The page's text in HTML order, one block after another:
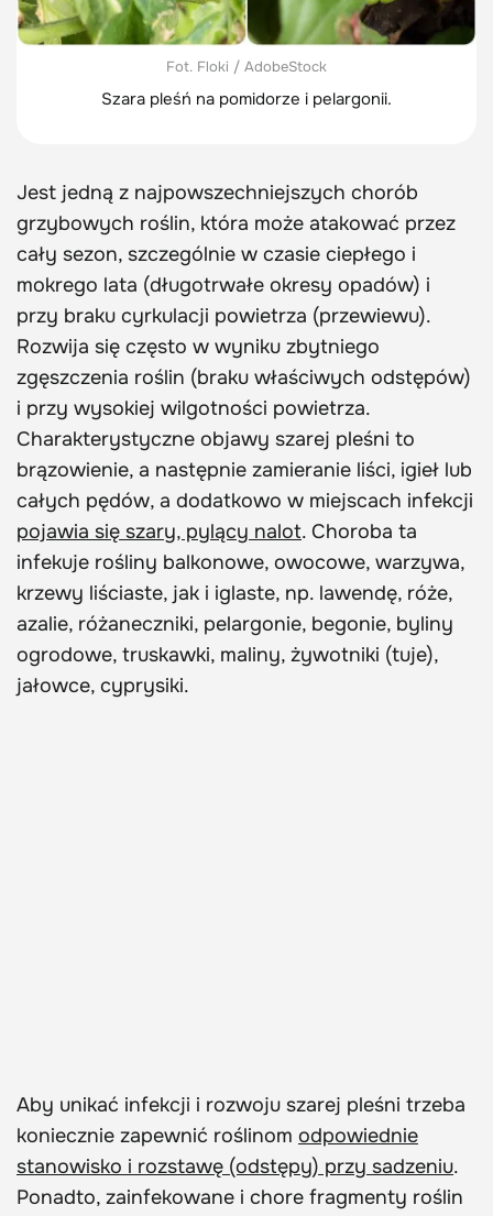
Fot. Floki / AdobeStock
Szara pleśń na pomidorze i pelargonii.
Jest jedną z najpowszechniejszych chorób
grzybowych roślin, która może atakować przez
cały sezon, szczególnie w czasie ciepłego i
mokrego lata (długotrwałe okresy opadów) i
przy braku cyrkulacji powietrza (przewiewu).
Rozwija się często w wyniku zbytniego
zgęszczenia roślin (braku właściwych odstępów)
i przy wysokiej wilgotności powietrza.
Charakterystyczne objawy szarej pleśni to
brązowienie, a następnie zamieranie liści, igieł lub
całych pędów, a dodatkowo w miejscach infekcji
pojawia się szary, pylący nalot. Choroba ta
infekuje rośliny balkonowe, owocowe, warzywa,
krzewy liściaste, jak i iglaste, np. lawendę, róże,
azalie, różaneczniki, pelargonie, begonie, byliny
ogrodowe, truskawki, maliny, żywotniki (tuje),
jałowce, cyprysiki.
Aby unikać infekcji i rozwoju szarej pleśni trzeba
koniecznie zapewnić roślinom odpowiednie
stanowisko i rozstawę (odstępy) przy sadzeniu.
Ponadto, zainfekowane i chore fragmenty roślin